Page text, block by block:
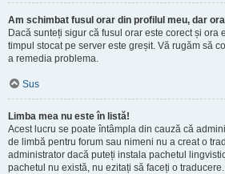
Am schimbat fusul orar din profilul meu, dar
Dacă sunteți sigur că fusul orar este corect și ora
timpul stocat pe server este greșit. Vă rugăm să
a remedia problema.
Sus
Limba mea nu este în listă!
Acest lucru se poate întâmpla din cauză că
de limbă pentru forum sau nimeni nu a creat o
administrator dacă puteți instala pachetul
pachetul nu există, nu ezitați să faceți o